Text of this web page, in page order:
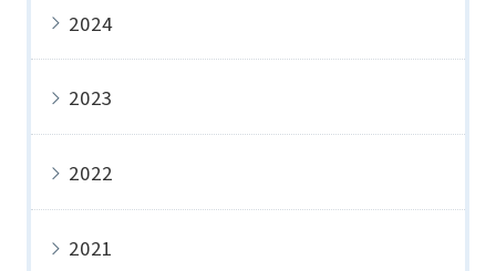
2024
2023
2022
2021